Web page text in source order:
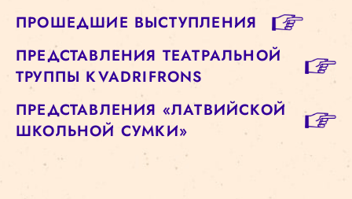
ПРОШЕДШИЕ ВЫСТУПЛЕНИЯ
ПРЕДСТАВЛЕНИЯ ТЕАТРАЛЬНОЙ
ТРУППЫ KVADRIFRONS
ПРЕДСТАВЛЕНИЯ «ЛАТВИЙСКОЙ
ШКОЛЬНОЙ СУМКИ»